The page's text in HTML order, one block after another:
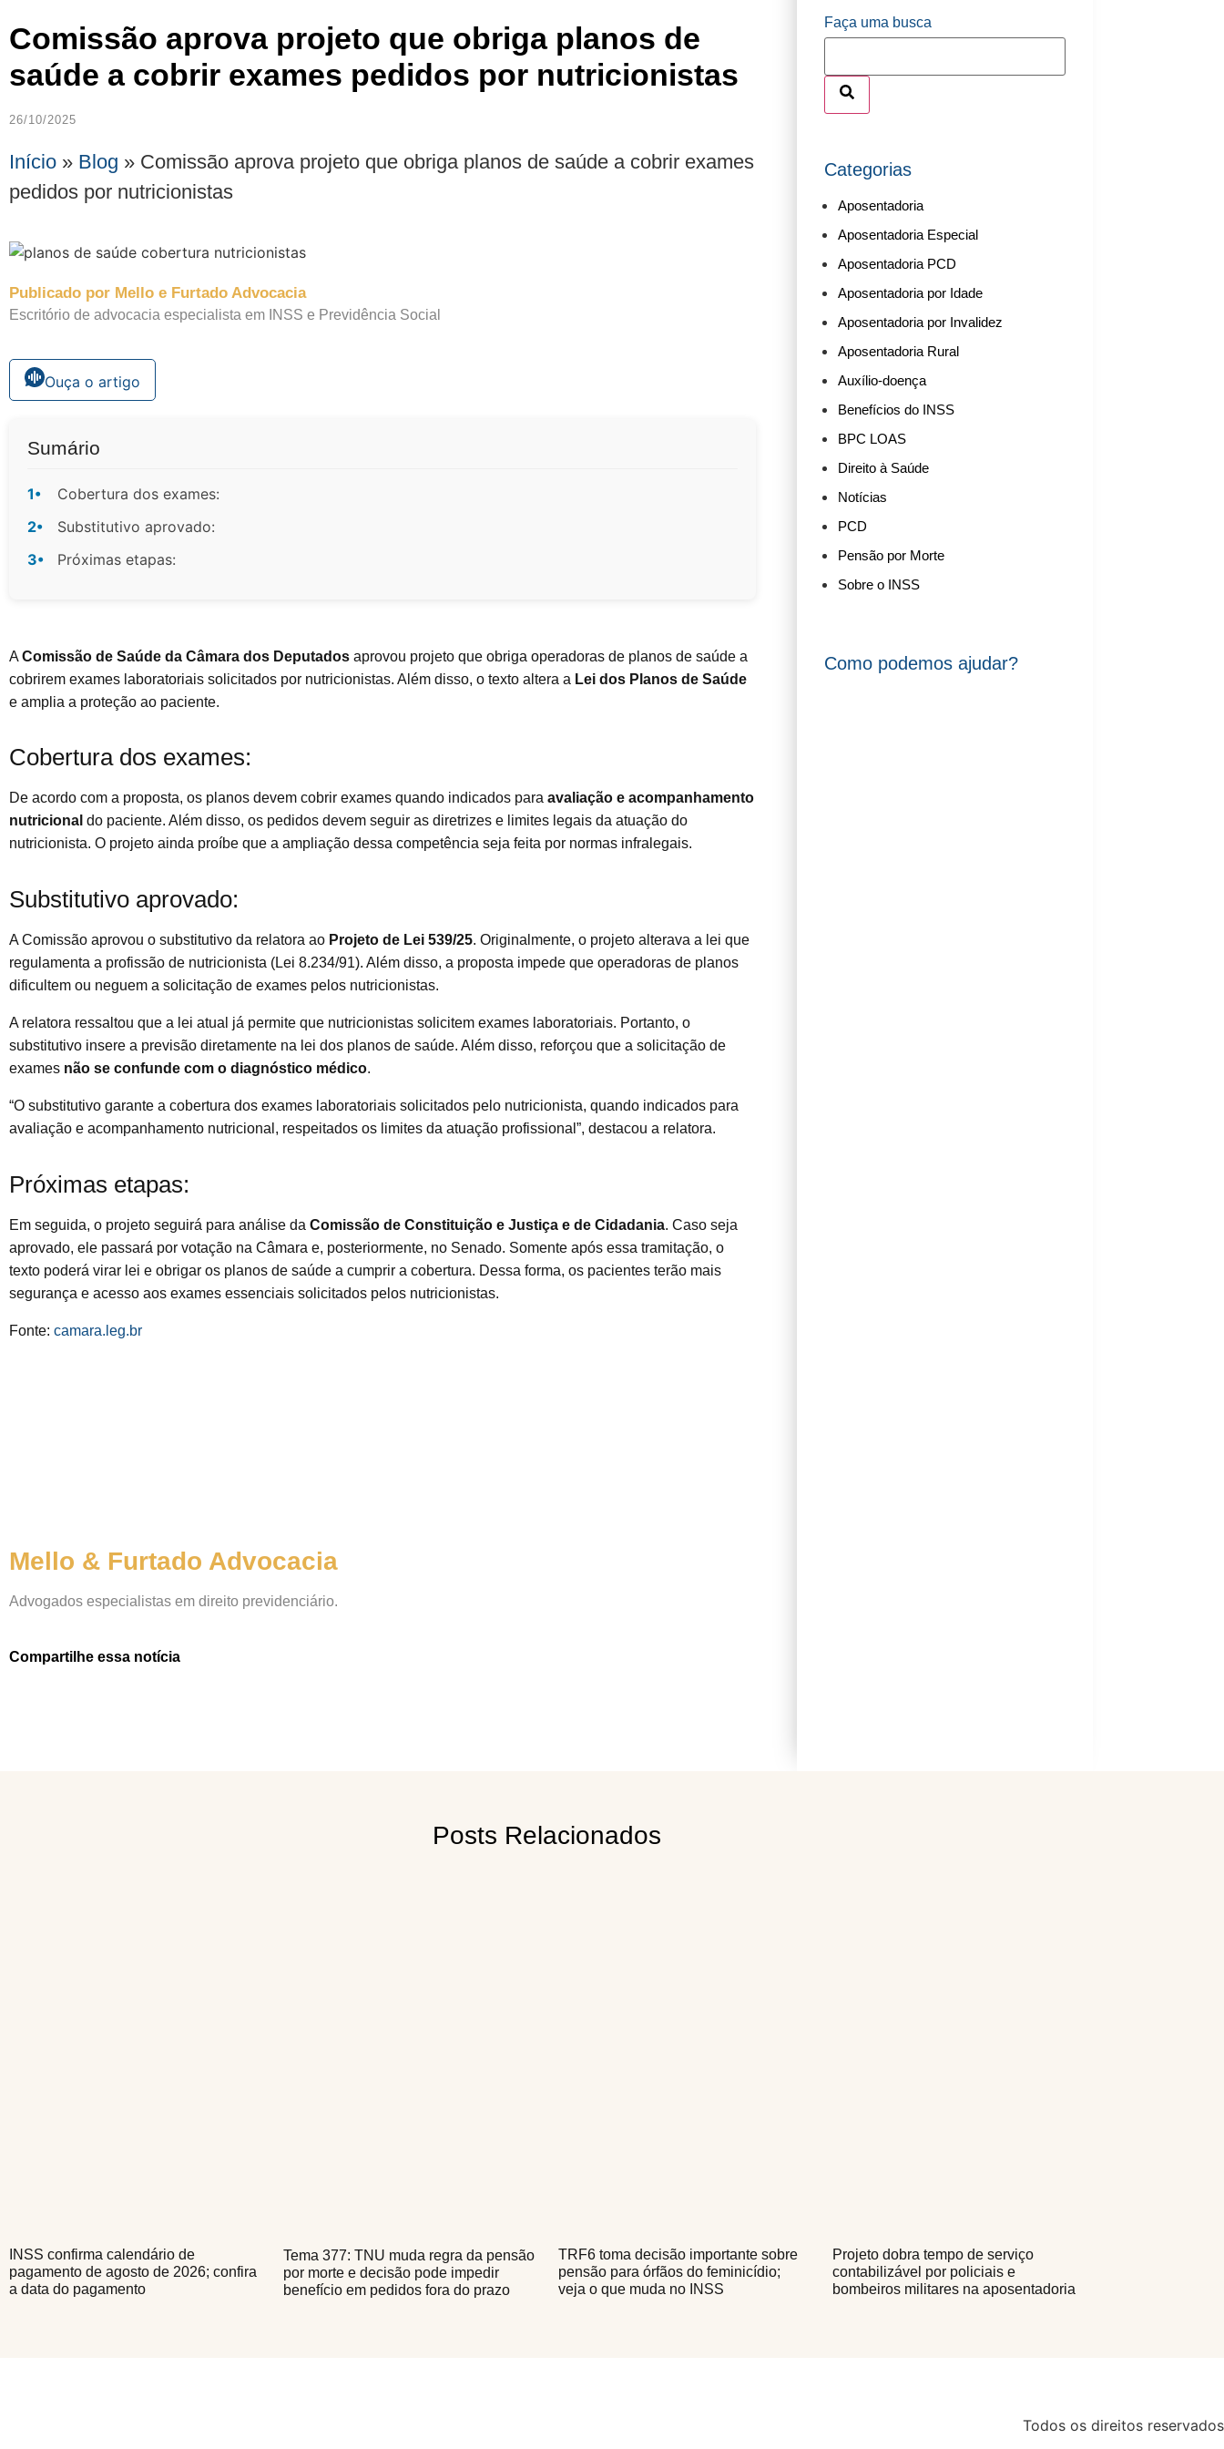
Comissão aprova projeto que obriga planos de
saúde a cobrir exames pedidos por nutricionistas
26/10/2025
Início » Blog » Comissão aprova projeto que obriga planos de saúde a cobrir exames
pedidos por nutricionistas
Publicado por Mello e Furtado Advocacia
Escritório de advocacia especialista em INSS e Previdência Social
Ouça o artigo
Sumário
1•
Cobertura dos exames:
2•
Substitutivo aprovado:
3•
Próximas etapas:
A Comissão de Saúde da Câmara dos Deputados aprovou projeto que obriga operadoras de planos de saúde a
cobrirem exames laboratoriais solicitados por nutricionistas. Além disso, o texto altera a Lei dos Planos de Saúde
e amplia a proteção ao paciente.
Cobertura dos exames:
De acordo com a proposta, os planos devem cobrir exames quando indicados para avaliação e acompanhamento
nutricional do paciente. Além disso, os pedidos devem seguir as diretrizes e limites legais da atuação do
nutricionista. O projeto ainda proíbe que a ampliação dessa competência seja feita por normas infralegais.
Substitutivo aprovado:
A Comissão aprovou o substitutivo da relatora ao Projeto de Lei 539/25. Originalmente, o projeto alterava a lei que
regulamenta a profissão de nutricionista (Lei 8.234/91). Além disso, a proposta impede que operadoras de planos
dificultem ou neguem a solicitação de exames pelos nutricionistas.
A relatora ressaltou que a lei atual já permite que nutricionistas solicitem exames laboratoriais. Portanto, o
substitutivo insere a previsão diretamente na lei dos planos de saúde. Além disso, reforçou que a solicitação de
exames não se confunde com o diagnóstico médico.
“O substitutivo garante a cobertura dos exames laboratoriais solicitados pelo nutricionista, quando indicados para
avaliação e acompanhamento nutricional, respeitados os limites da atuação profissional”, destacou a relatora.
Próximas etapas:
Em seguida, o projeto seguirá para análise da Comissão de Constituição e Justiça e de Cidadania. Caso seja
aprovado, ele passará por votação na Câmara e, posteriormente, no Senado. Somente após essa tramitação, o
texto poderá virar lei e obrigar os planos de saúde a cumprir a cobertura. Dessa forma, os pacientes terão mais
segurança e acesso aos exames essenciais solicitados pelos nutricionistas.
Fonte: camara.leg.br
Mello & Furtado Advocacia
Advogados especialistas em direito previdenciário.
Compartilhe essa notícia
Faça uma busca
Categorias
Aposentadoria
Aposentadoria Especial
Aposentadoria PCD
Aposentadoria por Idade
Aposentadoria por Invalidez
Aposentadoria Rural
Auxílio-doença
Benefícios do INSS
BPC LOAS
Direito à Saúde
Notícias
PCD
Pensão por Morte
Sobre o INSS
Como podemos ajudar?
Posts Relacionados
INSS confirma calendário de
pagamento de agosto de 2026; confira
a data do pagamento
Tema 377: TNU muda regra da pensão
por morte e decisão pode impedir
benefício em pedidos fora do prazo
TRF6 toma decisão importante sobre
pensão para órfãos do feminicídio;
veja o que muda no INSS
Projeto dobra tempo de serviço
contabilizável por policiais e
bombeiros militares na aposentadoria
Todos os direitos reservados